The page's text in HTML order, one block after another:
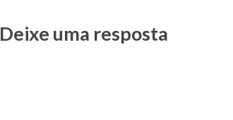
Posts
Deixe uma resposta